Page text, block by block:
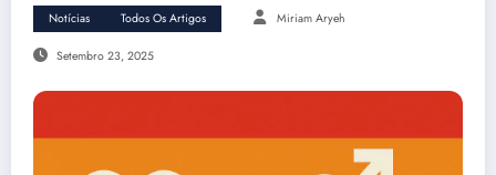
Notícias Todos Os Artigos Miriam Aryeh
Setembro 23, 2025